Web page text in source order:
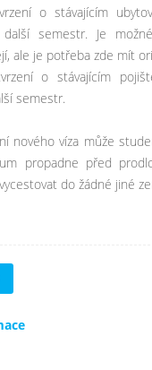
o stávajícím
semestr. Je
ale je potřeba zde mít
o stávajícím
semestr.
nového víza může
propadne před
do žádné jiné